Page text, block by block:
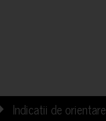
Indicatii de orientare